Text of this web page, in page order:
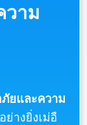
วาม
ยและความ
ย่างยิ่งเม่อื